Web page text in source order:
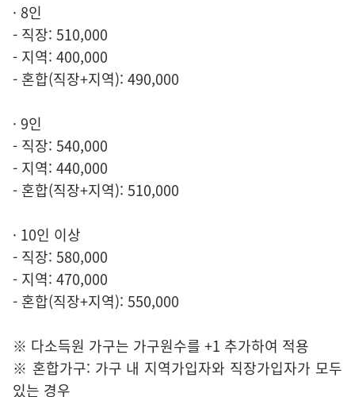
· 8인
- 직장: 510,000
- 지역: 400,000
- 혼합(직장+지역): 490,000
· 9인
- 직장: 540,000
- 지역: 440,000
- 혼합(직장+지역): 510,000
· 10인 이상
- 직장: 580,000
- 지역: 470,000
- 혼합(직장+지역): 550,000
※ 다소득원 가구는 가구원수를 +1 추가하여 적용
※ 혼합가구: 가구 내 지역가입자와 직장가입자가 모두
있는 경우